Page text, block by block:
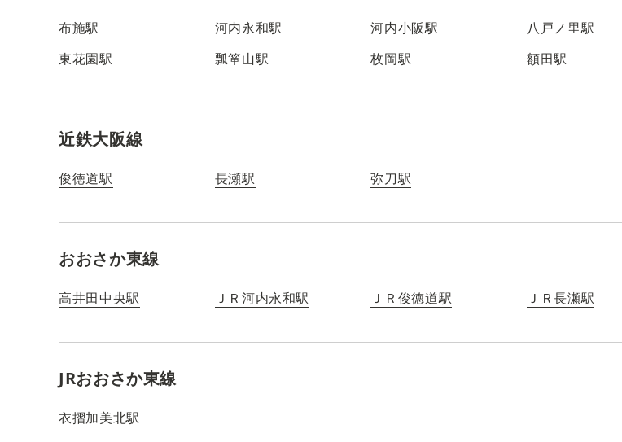
布施駅 河内永和駅 河内小阪駅 八戸ノ里駅
東花園駅
瓢箪山駅 枚岡駅 額田駅
近鉄大阪線
俊徳道駅 長瀬駅 弥刀駅
おおさか東線
高井田中央駅 ＪＲ河内永和駅 ＪＲ俊徳道駅 ＪＲ長瀬駅
JRおおさか東線
衣摺加美北駅